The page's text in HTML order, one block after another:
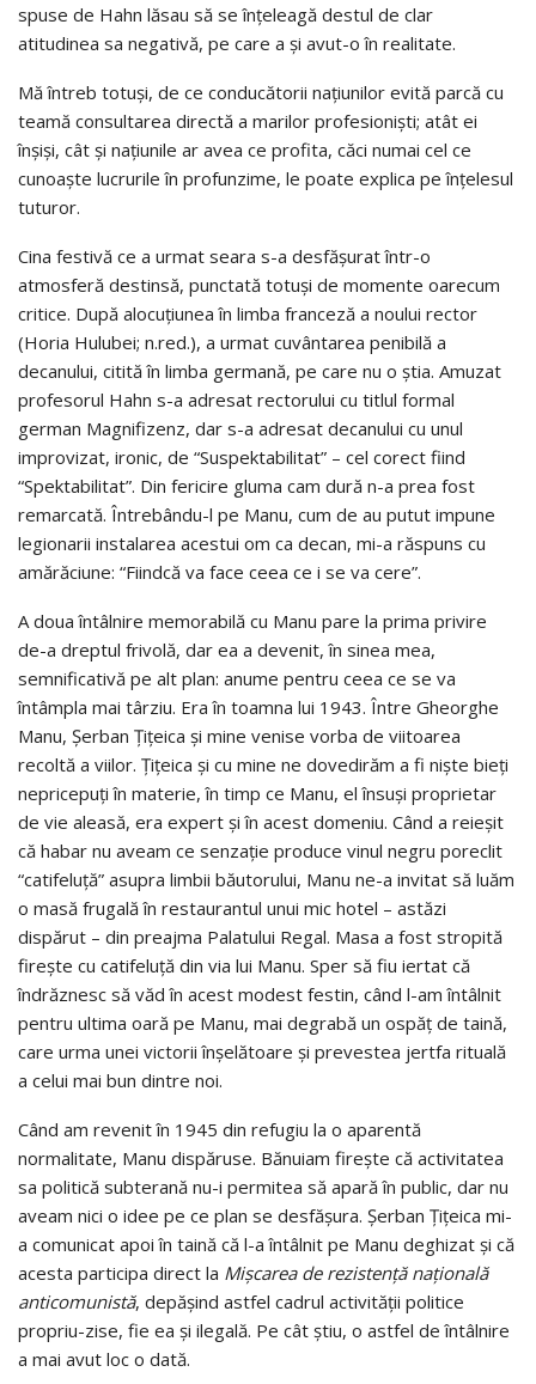
spuse de Hahn lăsau să se înţeleagă destul de clar
atitudinea sa negativă, pe care a şi avut-o în realitate.
Mă întreb totuşi, de ce conducătorii naţiunilor evită parcă cu
teamă consultarea directă a marilor profesionişti; atât ei
înşişi, cât şi naţiunile ar avea ce profita, căci numai cel ce
cunoaşte lucrurile în profunzime, le poate explica pe înţelesul
tuturor.
Cina festivă ce a urmat seara s-a desfăşurat într-o
atmosferă destinsă, punctată totuşi de momente oarecum
critice. După alocuţiunea în limba franceză a noului rector
(Horia Hulubei; n.red.), a urmat cuvântarea penibilă a
decanului, citită în limba germană, pe care nu o ştia. Amuzat
profesorul Hahn s-a adresat rectorului cu titlul formal
german Magnifizenz, dar s-a adresat decanului cu unul
improvizat, ironic, de “Suspektabilitat” – cel corect fiind
“Spektabilitat”. Din fericire gluma cam dură n-a prea fost
remarcată. Întrebându-l pe Manu, cum de au putut impune
legionarii instalarea acestui om ca decan, mi-a răspuns cu
amărăciune: “Fiindcă va face ceea ce i se va cere”.
A doua întâlnire memorabilă cu Manu pare la prima privire
de-a dreptul frivolă, dar ea a devenit, în sinea mea,
semnificativă pe alt plan: anume pentru ceea ce se va
întâmpla mai târziu. Era în toamna lui 1943. Între Gheorghe
Manu, Şerban Ţiţeica şi mine venise vorba de viitoarea
recoltă a viilor. Ţiţeica şi cu mine ne dovedirăm a fi nişte bieţi
nepricepuţi în materie, în timp ce Manu, el însuşi proprietar
de vie aleasă, era expert şi în acest domeniu. Când a reieşit
că habar nu aveam ce senzaţie produce vinul negru poreclit
“catifeluţă” asupra limbii băutorului, Manu ne-a invitat să luăm
o masă frugală în restaurantul unui mic hotel – astăzi
dispărut – din preajma Palatului Regal. Masa a fost stropită
fireşte cu catifeluţă din via lui Manu. Sper să fiu iertat că
îndrăznesc să văd în acest modest festin, când l-am întâlnit
pentru ultima oară pe Manu, mai degrabă un ospăţ de taină,
care urma unei victorii înşelătoare şi prevestea jertfa rituală
a celui mai bun dintre noi.
Când am revenit în 1945 din refugiu la o aparentă
normalitate, Manu dispăruse. Bănuiam fireşte că activitatea
sa politică subterană nu-i permitea să apară în public, dar nu
aveam nici o idee pe ce plan se desfăşura. Şerban Ţiţeica mi-
a comunicat apoi în taină că l-a întâlnit pe Manu deghizat şi că
acesta participa direct la Mişcarea de rezistenţă naţională
anticomunistă, depăşind astfel cadrul activităţii politice
propriu-zise, fie ea şi ilegală. Pe cât ştiu, o astfel de întâlnire
a mai avut loc o dată.